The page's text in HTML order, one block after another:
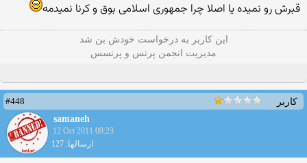
قبرش رو نمیده یا اصلا چرا جمهوری اسلامی بوق و كرنا نمیدمه
این كاربر به درخواست خودش بن شد
مدیریت انجمن پرنس و پرنسس
کاربر
#448
samaneh
12 Oct 2011 09:23
ارسالها: 127